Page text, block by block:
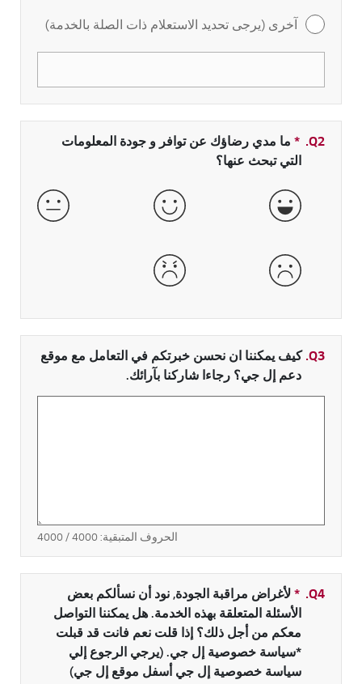
آخرى (يرجى تحديد الاستعلام ذات الصلة بالخدمة)
Q2.
* حقل مطلوب
ما مدي رضاؤك عن توافر و جودة المعلومات
التي تبحث عنها؟
جيدة جداً جيدة عادية
سيئة سيئة جداً
Q3. كيف يمكننا ان نحسن خبرتكم في التعامل مع موقع
دعم إل جي؟ رجاءا شاركنا بآرائك.
الحروف المتبقية:4000
/ 4000
Q4.
*حقل مطلوب
لأغراض مراقبة الجودة, نود أن نسألكم بعض
الأسئلة المتعلقة بهذه الخدمة. هل يمكننا التواصل
معكم من أجل ذلك؟ إذا قلت نعم فانت قد قبلت
*سياسة خصوصية إل جي. (يرجي الرجوع إلي
سياسة خصوصية إل جي أسفل موقع إل جي)